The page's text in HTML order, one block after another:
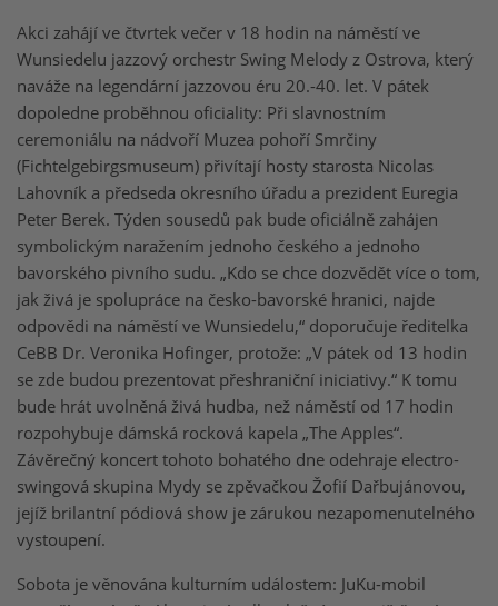
Akci zahájí ve čtvrtek večer v 18 hodin na náměstí ve
Wunsiedelu jazzový orchestr Swing Melody z Ostrova, který
naváže na legendární jazzovou éru 20.-40. let. V pátek
dopoledne proběhnou oficiality: Při slavnostním
ceremoniálu na nádvoří Muzea pohoří Smrčiny
(Fichtelgebirgsmuseum) přivítají hosty starosta Nicolas
Lahovník a předseda okresního úřadu a prezident Euregia
Peter Berek. Týden sousedů pak bude oficiálně zahájen
symbolickým naražením jednoho českého a jednoho
bavorského pivního sudu. „Kdo se chce dozvědět více o tom,
jak živá je spolupráce na česko-bavorské hranici, najde
odpovědi na náměstí ve Wunsiedelu,“ doporučuje ředitelka
CeBB Dr. Veronika Hofinger, protože: „V pátek od 13 hodin
se zde budou prezentovat přeshraniční iniciativy.“ K tomu
bude hrát uvolněná živá hudba, než náměstí od 17 hodin
rozpohybuje dámská rocková kapela „The Apples“.
Závěrečný koncert tohoto bohatého dne odehraje electro-
swingová skupina Mydy se zpěvačkou Žofií Dařbujánovou,
jejíž brilantní pódiová show je zárukou nezapomenutelného
vystoupení.
Sobota je věnována kulturním událostem: JuKu-mobil